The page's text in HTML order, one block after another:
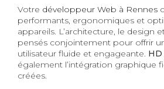
Votre développeur Web à Rennes
performants, ergonomiques et
appareils. L’architecture, le design
pensés conjointement pour offrir
utilisateur fluide et engageante.
également l’intégration graphique
créées.